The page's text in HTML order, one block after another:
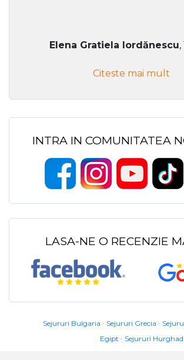
Elena Gratiela Iordănescu
Citeste mai mult
INTRA IN COMUNITATEA
LASA-NE O RECENZIE
Sejururi Bulgaria Sejururi Grecia
Egipt
Sejururi